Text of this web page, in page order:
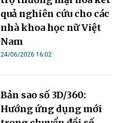
quả nghiên cứu cho các
nhà khoa học nữ Việt
Nam
24/06/2026 16:02
Bản sao số 3D/360:
Hướng ứng dụng mới